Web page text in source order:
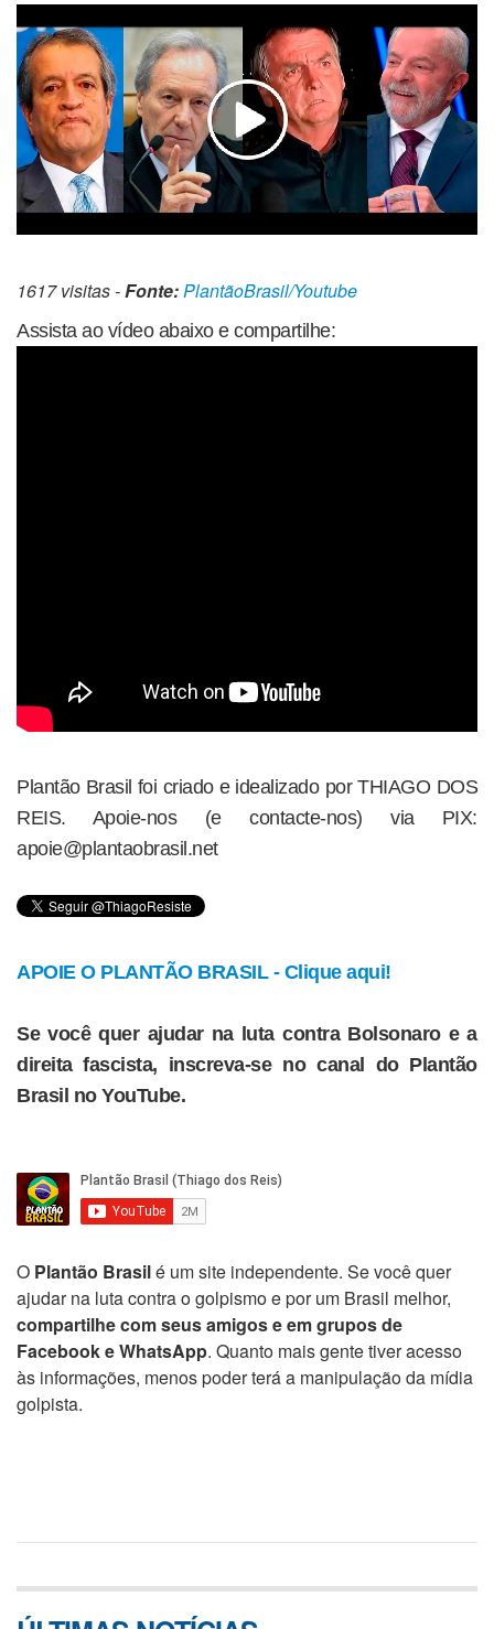
1617 visitas -Fonte:PlantãoBrasil/Youtube
Assista ao vídeo abaixo e compartilhe:
Plantão Brasil foi criado e idealizado por THIAGO DOS
REIS. Apoie-nos (e contacte-nos) via PIX:
apoie@plantaobrasil.net
APOIE O PLANTÃO BRASIL - Clique aqui!
Se você quer ajudar na luta contra Bolsonaro e a
direita fascista, inscreva-se no canal do Plantão
Brasil no YouTube.
O Plantão Brasilé um site independente. Se você quer
ajudar na luta contra o golpismo e por um Brasil melhor,
compartilhe com seus amigos e em grupos de
Facebook e WhatsApp. Quanto mais gente tiver acesso
às informações, menos poder terá a manipulação da mídia
golpista.